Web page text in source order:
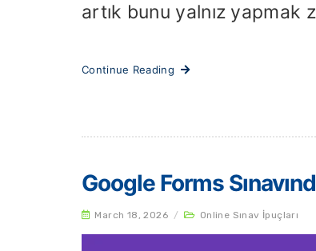
artık bunu yalnız yapmak
Continue Reading
Google Forms
March 18, 2026 / Online Sınav İpuçları